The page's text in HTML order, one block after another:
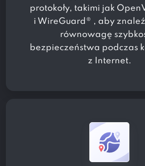
protokoły, takimi jak
i WireGuard® , aby
równowagę
bezpieczeństwa podczas
z Internet.